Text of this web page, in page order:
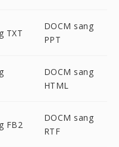
TXT
DOCM sang
PPT
DOCM sang
HTML
FB2
DOCM sang
RTF